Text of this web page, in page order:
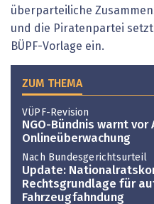
überparteiliche
und die Piratenpartei
BÜPF-Vorlage ein.
ZUM THEMA
VÜPF-Revision
NGO-Bündnis warnt
Onlineüberwachung
Nach Bundesgerichtsurteil
Update:
Rechtsgrundlage für
Fahrzeugfahndung